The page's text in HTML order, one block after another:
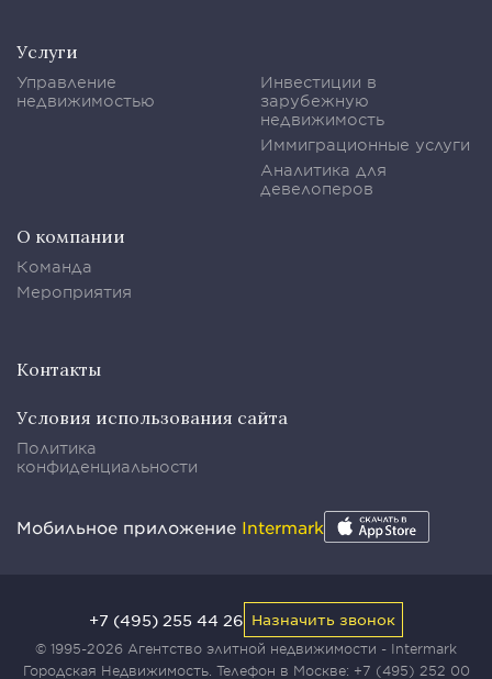
Услуги
Управление
недвижимостью
Инвестиции в
зарубежную
недвижимость
Иммиграционные услуги
Аналитика для
девелоперов
О компании
Команда
Мероприятия
Контакты
Условия использования сайта
Политика
конфиденциальности
Мобильное приложение Intermark
© 1995-2026 Агентство элитной недвижимости - Intermark
Городская Недвижимость. Телефон в Москве: +7 (495) 252 00
+7 (495) 255 44 26 Назначить звонок